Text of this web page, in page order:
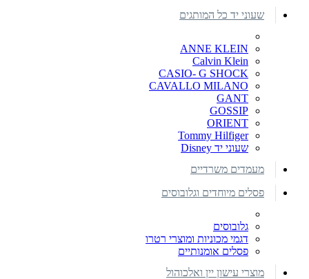
שעוני יד כל המותגים
ANNE KLEIN
Calvin Klein
CASIO- G SHOCK
CAVALLO MILANO
GANT
GOSSIP
ORIENT
Tommy Hilfiger
שעוני יד Disney
מעמדים משרדיים
פסלים מיוחדים וגלובוסים
גלובוסים
דגמי מכוניות ומוצרי רטרו
פסלים אומנותיים
מוצרי עישון יין ואלכוהול